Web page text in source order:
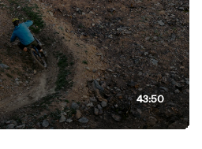
43:50